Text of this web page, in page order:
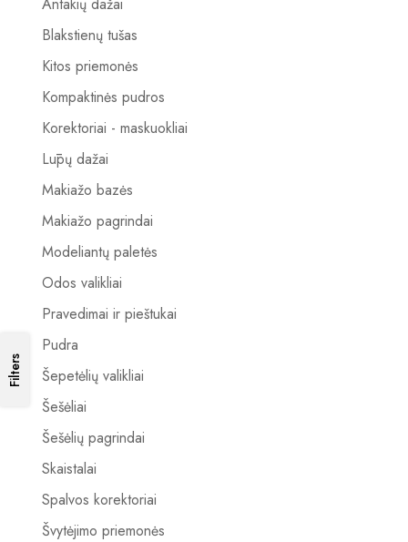
Blakstienų tušas
Kitos priemonės
Kompaktinės pudros
Korektoriai - maskuokliai
Lūpų dažai
Makiažo bazės
Makiažo pagrindai
Modeliantų paletės
Odos valikliai
Pravedimai ir pieštukai
Pudra
Šepetėlių valikliai
Šešėliai
Šešėlių pagrindai
Skaistalai
Spalvos korektoriai
Švytėjimo priemonės
Filters